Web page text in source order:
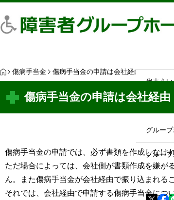
代表あ
グルー
グルー
H
O
傷病手当金 傷病手当金の申請は会社経由：嫌がる
傷病手当金の申請は会社経
傷病手当金の申請では、必ず書類を作成しなけ
ただ場合によっては、会社側が書類作成を嫌が
ん。また傷病手当金が会社経由で振り込まれる
それでは、会社経由で申請する傷病手当金につ